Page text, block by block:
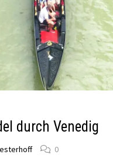
durch Venedig
0